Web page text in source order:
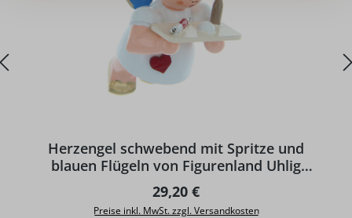
Herzengel schwebend mit Spritze und
blauen Flügeln von Figurenland Uhlig
GmbH
Regulärer Preis:
29,20 €
Preise inkl. MwSt. zzgl. Versandkosten